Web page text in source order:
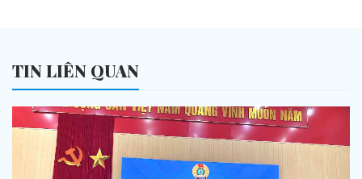
TIN LIÊN QUAN